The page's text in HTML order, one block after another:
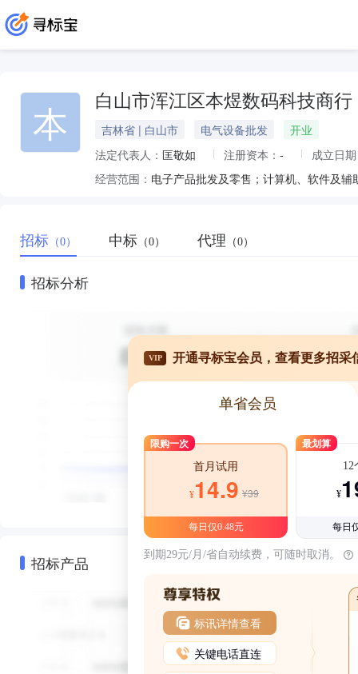
本 白山市浑江区本煜数码科技商行
吉林省 | 白山市 电气设备批发
开业
法定代表人： 匡敬如 注册资本： -
成立日
经营范围：
招标 （0） 中标 （0） 代理 （0）
招标分析
招标产品
VIP 开通寻标宝会员，查看更多招采
单省会员
限购一次
首月试用
¥14.9 ¥39
每日仅0.48元
最划算
12
¥
每日
到期29元/月/省自动续费，可随时取消。
标讯详情查看
关键电话直连